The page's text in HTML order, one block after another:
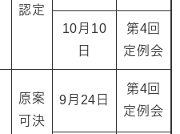
認定
10月10
日
第4回
定例会
原案
可決
9月24日
第4回
定例会